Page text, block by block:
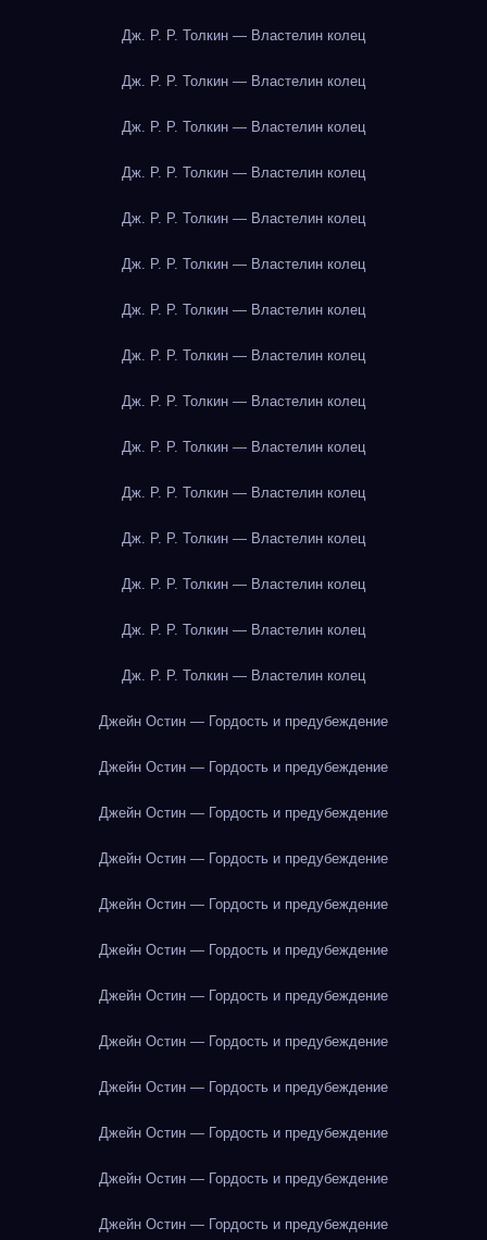
Дж. Р. Р. Толкин — Властелин колец
Дж. Р. Р. Толкин — Властелин колец
Дж. Р. Р. Толкин — Властелин колец
Дж. Р. Р. Толкин — Властелин колец
Дж. Р. Р. Толкин — Властелин колец
Дж. Р. Р. Толкин — Властелин колец
Дж. Р. Р. Толкин — Властелин колец
Дж. Р. Р. Толкин — Властелин колец
Дж. Р. Р. Толкин — Властелин колец
Дж. Р. Р. Толкин — Властелин колец
Дж. Р. Р. Толкин — Властелин колец
Дж. Р. Р. Толкин — Властелин колец
Дж. Р. Р. Толкин — Властелин колец
Дж. Р. Р. Толкин — Властелин колец
Дж. Р. Р. Толкин — Властелин колец
Джейн Остин — Гордость и предубеждение
Джейн Остин — Гордость и предубеждение
Джейн Остин — Гордость и предубеждение
Джейн Остин — Гордость и предубеждение
Джейн Остин — Гордость и предубеждение
Джейн Остин — Гордость и предубеждение
Джейн Остин — Гордость и предубеждение
Джейн Остин — Гордость и предубеждение
Джейн Остин — Гордость и предубеждение
Джейн Остин — Гордость и предубеждение
Джейн Остин — Гордость и предубеждение
Джейн Остин — Гордость и предубеждение